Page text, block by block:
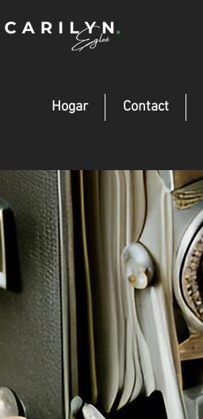
Hogar Contact